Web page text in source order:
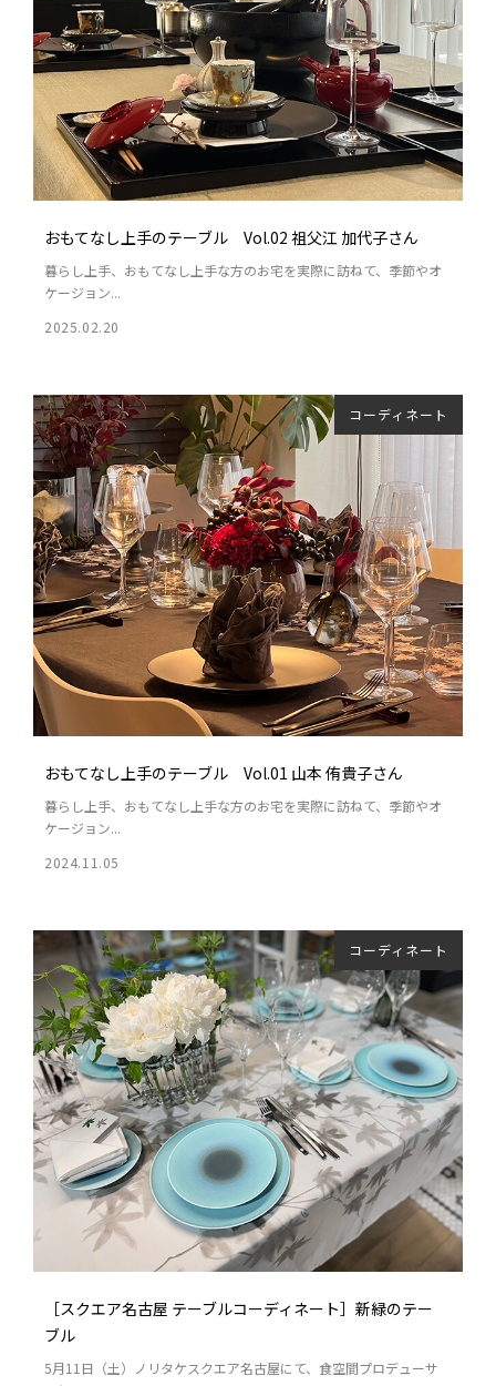
おもてなし上手のテーブル Vol.02 祖父江 加代子さん
暮らし上手、おもてなし上手な方のお宅を実際に訪ねて、季節やオ
ケージョン...
2025.02.20
コーディネート
おもてなし上手のテーブル Vol.01 山本 侑貴子さん
暮らし上手、おもてなし上手な方のお宅を実際に訪ねて、季節やオ
ケージョン...
2024.11.05
コーディネート
［スクエア名古屋 テーブルコーディネート］新緑のテー
ブル
5月11日（土）ノリタケスクエア名古屋にて、食空間プロデューサ